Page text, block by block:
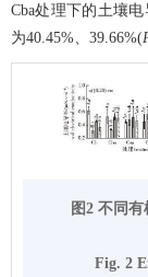
Cba处理下的土壤
为40.45%、39.66%(
图2 不同
Fig. 2